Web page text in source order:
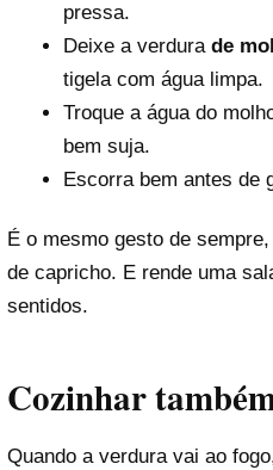
pressa.
Deixe a verdura de
tigela com água limpa.
Troque a água do
bem suja.
Escorra bem antes de
É o mesmo gesto de
de capricho. E rende uma
sentidos.
Cozinhar
Quando a verdura vai ao